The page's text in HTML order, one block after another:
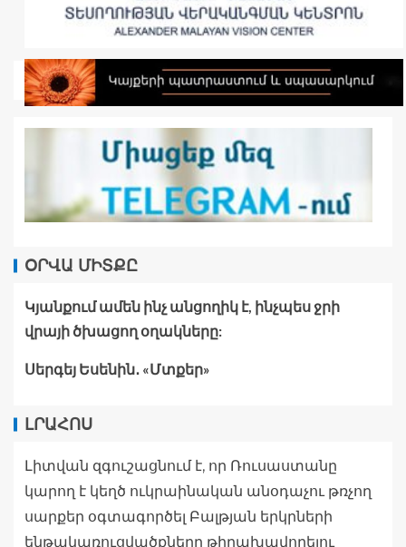
ՕՐՎԱ ՄԻՏՔԸ
Կյանքում ամեն ինչ անցողիկ է, ինչպես ջրի
վրայի ծխացող օղակները:
Սերգեյ Եսենին․ «Մտքեր»
ԼՐԱՀՈՍ
Լիտվան զգուշացնում է, որ Ռուսաստանը
կարող է կեղծ ուկրաինական անօդաչու թռչող
սարքեր օգտագործել Բալթյան երկրների
ենթակառուցվածքները թիրախավորելու